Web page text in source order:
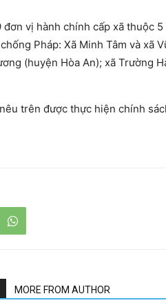
đơn vị hành chính cấp xã thuộc
Pháp: Xã Minh Tâm và xã
(huyện Hòa An); xã Trường
trên được thực hiện chính
MORE FROM AUTHOR